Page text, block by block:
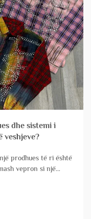
dhe sistemi i
veshjeve?
prodhues të ri është
vepron si një